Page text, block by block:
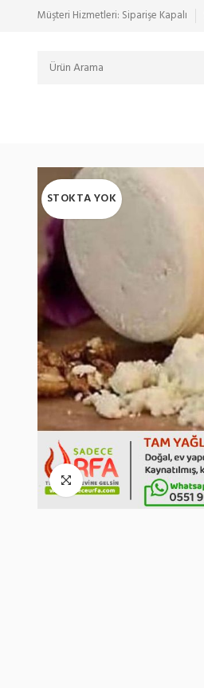
Müşteri Hizmetleri: Siparişe Kapalı
STOKTA YOK